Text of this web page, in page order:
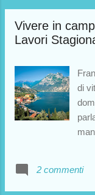
Vivere in
Lavori
di
2 commenti